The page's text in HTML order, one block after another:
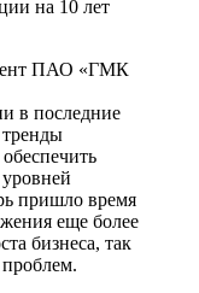
на 10 лет
ПАО «ГМК
в последние
тренды
пришло время
еще более
бизнеса, так